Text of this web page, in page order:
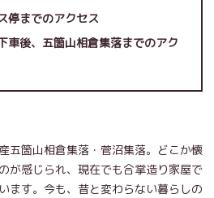
停までのアクセス
車後、五箇山相倉集落までのアク
五箇山相倉集落・菅沼集落。どこか懐
が感じられ、現在でも合掌造り家屋で
ます。今も、昔と変わらない暮らしの